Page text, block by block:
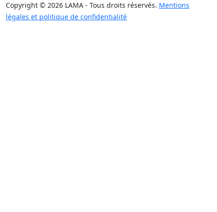
Copyright © 2026 LAMA - Tous droits réservés. Mentions
légales et politique de confidentialité